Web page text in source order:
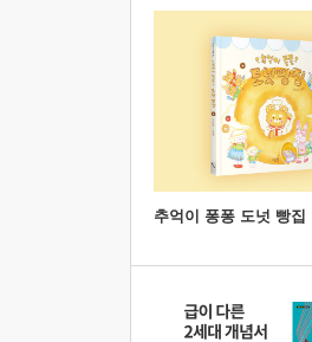
추억이 퐁퐁 도넛 빵집